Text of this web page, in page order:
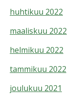
huhtikuu 2022
maaliskuu 2022
helmikuu 2022
tammikuu 2022
joulukuu 2021